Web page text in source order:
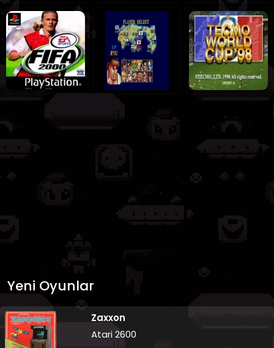
Yeni Oyunlar
Zaxxon
Atari 2600